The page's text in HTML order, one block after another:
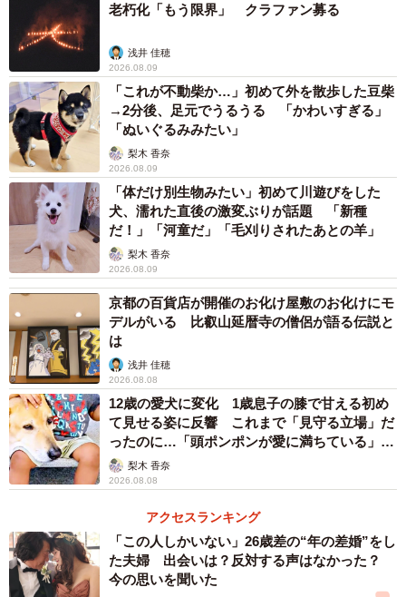
い時期です。竿を握る分には違和感はありませんが、リー
ルで釣り糸を巻いたり、投げたりすると一気に放電しま
す」と話します。動画がTwitter上で拡散されると、「知ら
なかった」という反応もありました。tomoさんは「釣りブ
ーム、アウトドアブームと言われておりますが、この様な
現象から天候の変化が分からない方も沢山おられます。釣
り人ですら知らない方がおられました。そんな方達に注意
を促して頂ければ幸いです」と話していました。
老朽化「もう限界」 クラファン募る
浅井 佳穂
2026.08.09
「これが不動柴か…」初めて外を散歩した豆柴
→2分後、足元でうるうる 「かわいすぎる」
「ぬいぐるみみたい」
梨木 香奈
2026.08.09
「体だけ別生物みたい」初めて川遊びをした
犬、濡れた直後の激変ぶりが話題 「新種
だ！」「河童だ」「毛刈りされたあとの羊」
梨木 香奈
2026.08.09
京都の百貨店が開催のお化け屋敷のお化けにモ
デルがいる 比叡山延暦寺の僧侶が語る伝説と
は
浅井 佳穂
2026.08.08
12歳の愛犬に変化 1歳息子の膝で甘える初め
て見せる姿に反響 これまで「見守る立場」だ
ったのに…「頭ポンポンが愛に満ちている」
「尊…」
梨木 香奈
2026.08.08
アクセスランキング
「この人しかいない」26歳差の“年の差婚”をし
た夫婦 出会いは？反対する声はなかった？
今の思いを聞いた